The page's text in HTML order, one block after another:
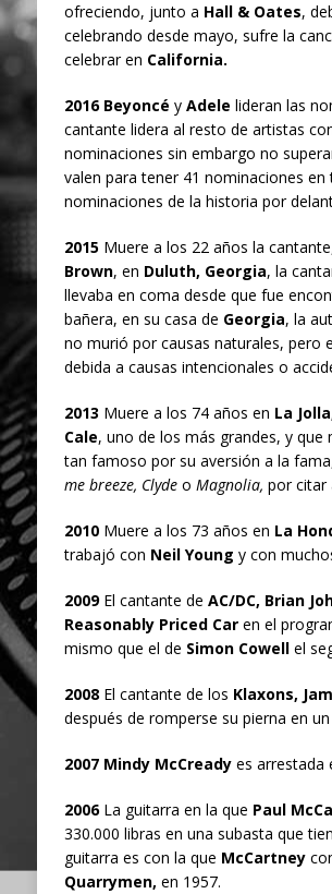
ofreciendo, junto a Hall & Oates,
celebrando desde mayo, sufre la
celebrar en California.
2016 Beyoncé y Adele lideran las
cantante lidera al resto de artistas
nominaciones sin embargo no
valen para tener 41 nominaciones
nominaciones de la historia por
2015Muere a los 22 años la
Brown, en Duluth, Georgia, la
llevaba en coma desde que fue
bañera, en su casa de Georgia, la
no murió por causas naturales, pero
debida a causas intencionales o
2013 Muere a los 74 años en La
Cale, uno de los más grandes, y
tan famoso por su aversión a la
me breeze, Clydeo Magnolia, por citar
2010Muere a los 73 años en La
trabajó con Neil Young y con
2009El cantante de AC/DC, Brian
Reasonably Priced Caren el
mismo que el de Simon Cowellel
2008El cantante de los Klaxons,
después de romperse su pierna en
2007 Mindy McCreadyes arrestada
2006La guitarra en la que Paul
330.000 libras en una subasta que
guitarra es con la que McCartney
Quarrymen, en 1957.